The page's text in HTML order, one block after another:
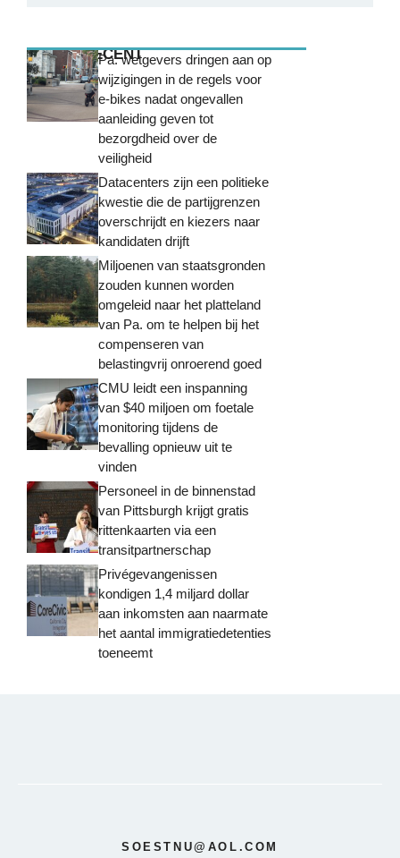
MEEST RECENTPa. wetgevers dringen aan op
wijzigingen in de regels voor
e-bikes nadat ongevallen
aanleiding geven tot
bezorgdheid over de
veiligheid
Datacenters zijn een politieke
kwestie die de partijgrenzen
overschrijdt en kiezers naar
kandidaten drijft
Miljoenen van staatsgronden
zouden kunnen worden
omgeleid naar het platteland
van Pa. om te helpen bij het
compenseren van
belastingvrij onroerend goed
CMU leidt een inspanning
van $40 miljoen om foetale
monitoring tijdens de
bevalling opnieuw uit te
vinden
Personeel in de binnenstad
van Pittsburgh krijgt gratis
rittenkaarten via een
transitpartnerschap
Privégevangenissen
kondigen 1,4 miljard dollar
aan inkomsten aan naarmate
het aantal immigratiedetenties
toeneemt
SOESTNU@AOL.COM